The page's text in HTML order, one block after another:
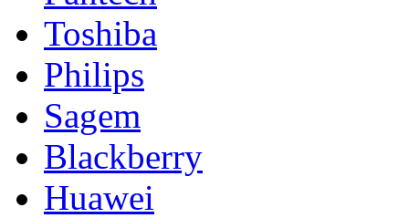
Toshiba
Philips
Sagem
Blackberry
Huawei